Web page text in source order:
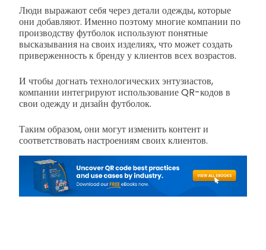
Люди выражают себя через детали одежды, которые
они добавляют. Именно поэтому многие компании по
производству футболок используют понятные
высказывания на своих изделиях, что может создать
приверженность к бренду у клиентов всех возрастов.
И чтобы догнать технологических энтузиастов,
компании интегрируют использование QR-кодов в
свои одежду и дизайн футболок.
Таким образом, они могут изменить контент и
соответствовать настроениям своих клиентов.